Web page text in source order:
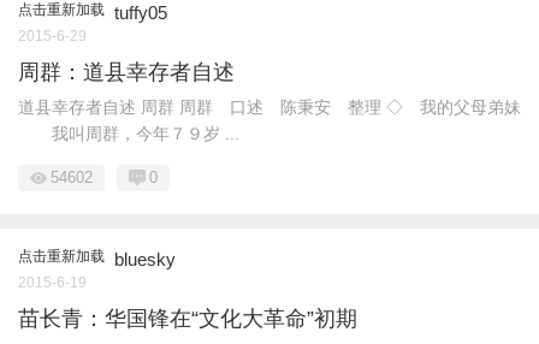
点击重新加载 tuffy05
2015-6-29
周群：道县幸存者自述
道县幸存者自述 周群 周群 口述 陈秉安 整理 ◇ 我的父母弟妹
我叫周群，今年７９岁 ...
54602 0
点击重新加载 bluesky
2015-6-19
苗长青：华国锋在“文化大革命”初期